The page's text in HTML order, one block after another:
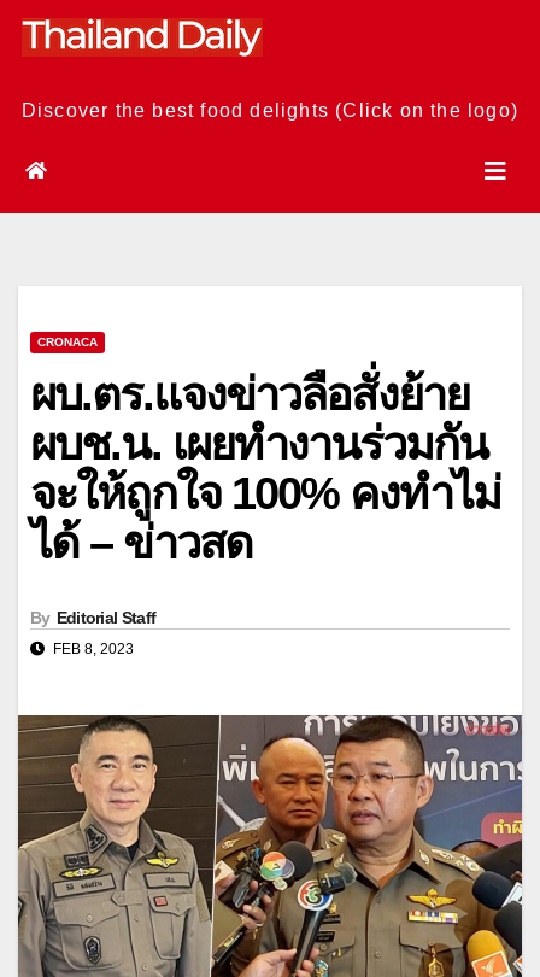
Skip
Discover the best food delights (Click on the logo)
CRONACA
ผบ.ตร.แจงข่าวลือสั่งย้าย
ผบช.น. เผยทำงานร่วมกัน
จะให้ถูกใจ 100% คงทำไม่
ได้ – ข่าวสด
By Editorial Staff
FEB 8, 2023